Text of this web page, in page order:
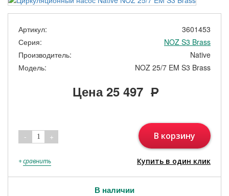
Артикул:
3601453
Серия:
NOZ S3 Brass
Производитель:
Native
Модель:
NOZ 25/7 EM S3 Brass
Цена25 497 Р
- 1 + В корзину
+сравнить Купить в один клик
В наличии